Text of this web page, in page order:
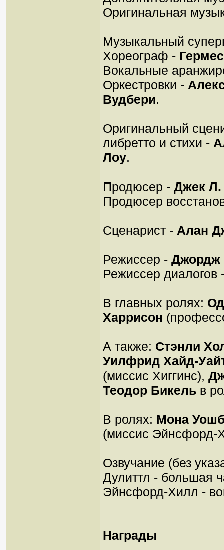
Оригинальная
Музыкальный
Хореограф -
Вокальные
Оркестровки -
Вудбери.
Оригинальный
либретто и стихи -
Лоу.
Продюсер - Джек Л.
Продюсер
Сценарист - Алан
Режиссер - Джордж
Режиссер диалогов
В главных ролях:
Харрисон
А также: Стэнли
Уилфрид Хайд-
(миссис Хиггинс),
Теодор Бикель в
В ролях: Мона
(миссис
Озвучание (без
Дулиттл - большая
Эйнсфорд-Хилл -
Награды